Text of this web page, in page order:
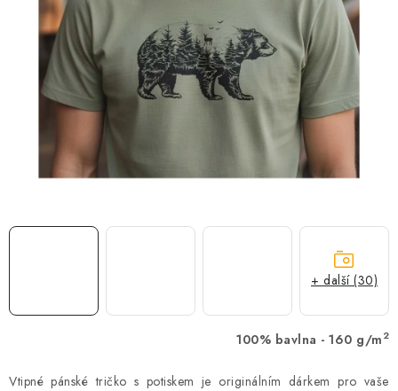
VÁNOCE
PROVIZNÍ SYSTÉM
Časté otázky
Obchodní podmínky
Zásady zpracování ochrany osobních údajů
Napište nám
100% bavlna - 160 g/m 2
Vtipné pánské tričko s potiskem je originálním dárkem pro vaše
+ další (30)